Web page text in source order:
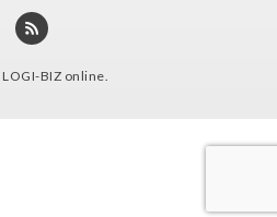
LOGI-BIZ online